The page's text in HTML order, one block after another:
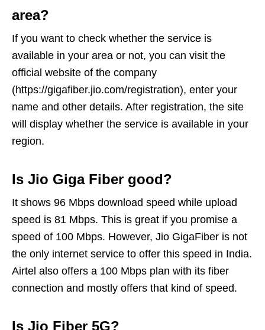
area?
If you want to check whether the service is
available in your area or not, you can visit the
official website of the company
(https://gigafiber.jio.com/registration), enter your
name and other details. After registration, the site
will display whether the service is available in your
region.
Is Jio Giga Fiber good?
It shows 96 Mbps download speed while upload
speed is 81 Mbps. This is great if you promise a
speed of 100 Mbps. However, Jio GigaFiber is not
the only internet service to offer this speed in India.
Airtel also offers a 100 Mbps plan with its fiber
connection and mostly offers that kind of speed.
Is Jio Fiber 5G?